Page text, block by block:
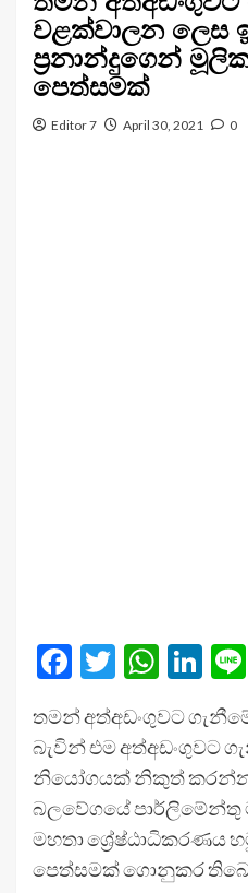
වළක්වාලන ලෙස
ප්‍රනාන්දුගෙන්
පෙත්සමක්
Editor 7 April 30, 2021 0
Facebook
Twitter
තමන් අත්අඩංගුවට
බැවින් එම අත්අඩංගුවට
නියෝගයක් නිකුත්
බලවේගයේ පාර්ලිමේන්තු
මහතා ශ්‍රේෂ්ඨාධිකරණය
පෙත්සමක් ගොනුකර